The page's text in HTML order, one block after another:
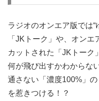
ラジオのオンエア版では“
「JKトーク」や、オンエ
カットされた「JKトーク
何が飛び出すかわからな
通さない「濃度100%」
を惹きつける！？